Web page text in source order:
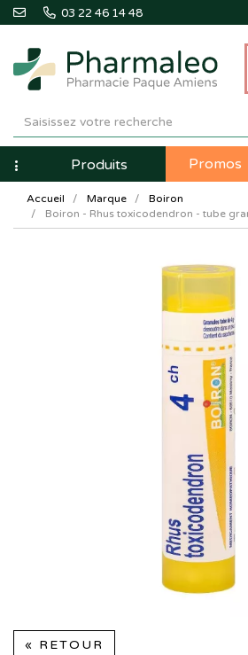
03 22 46 14 48
Pharmaleo
Pharmacie
Paque
Amiens
NavigationProduits Promos
Accueil Marque
Boiron
Boiron - Rhus toxicodendron - tube
« RETOUR